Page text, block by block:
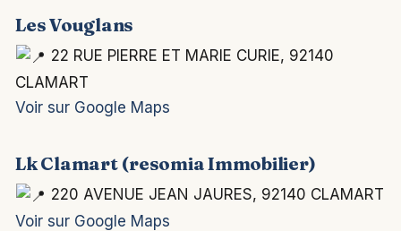
Les Vouglans
22 RUE PIERRE ET MARIE CURIE, 92140
CLAMART
Voir sur Google Maps
Lk Clamart (resomia Immobilier)
220 AVENUE JEAN JAURES, 92140 CLAMART
Voir sur Google Maps